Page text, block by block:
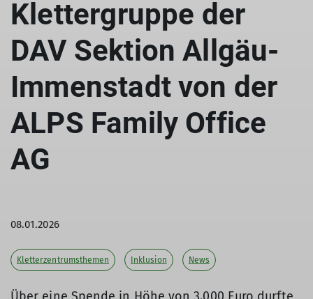
Klettergruppe der
DAV Sektion Allgäu-
Immenstadt von der
ALPS Family Office
AG
08.01.2026
Kletterzentrumsthemen Inklusion News
Über eine Spende in Höhe von 3.000 Euro durfte